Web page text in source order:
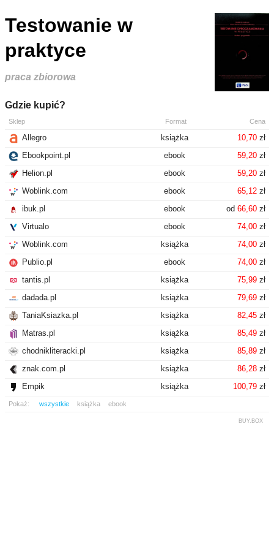
Testowanie w
praktyce
praca zbiorowa
Gdzie kupić?
Sklep Format Cena
Allegro książka 10,70 zł
Ebookpoint.pl
ebook 59,20 zł
Helion.pl
ebook 59,20 zł
Woblink.com
ebook 65,12 zł
ibuk.pl
ebook od 66,60 zł
Virtualo
ebook 74,00 zł
Woblink.com
książka 74,00 zł
Publio.pl
ebook 74,00 zł
tantis.pl
książka 75,99 zł
dadada.pl
książka 79,69 zł
TaniaKsiazka.pl
książka 82,45 zł
Matras.pl
książka 85,49 zł
chodnikliteracki.pl
książka 85,89 zł
znak.com.pl
książka 86,28 zł
Empik
książka 100,79 zł
Pokaż: wszystkie książka ebook
BUY.BOX